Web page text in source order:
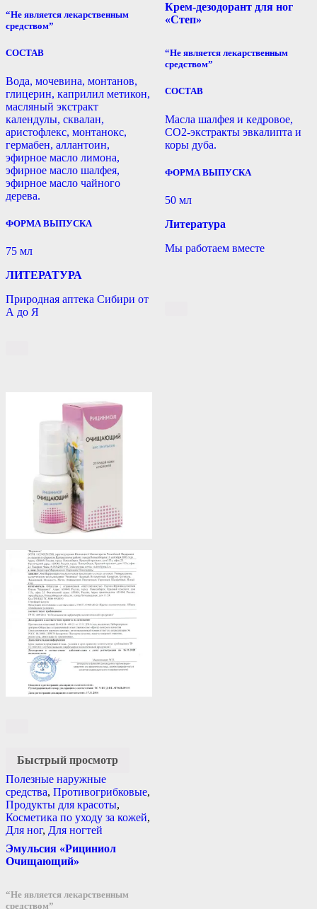
“Не является лекарственным
средством”
СОСТАВ
Вода, мочевина, монтанов,
глицерин, каприлил метикон,
масляный экстракт
календулы, сквалан,
аристофлекс, монтанокс,
гермабен, аллантоин,
эфирное масло лимона,
эфирное масло шалфея,
эфирное масло чайного
дерева.
ФОРМА ВЫПУСКА
75 мл
ЛИТЕРАТУРА
Природная аптека Сибири от
А до Я
Крем-дезодорант для ног
«Степ»
“Не является лекарственным
средством”
СОСТАВ
Масла шалфея и кедровое,
СО2-экстракты эвкалипта и
коры дуба.
ФОРМА ВЫПУСКА
50 мл
Литература
Мы работаем вместе
Быстрый просмотр
Полезные наружные
средства, Противогрибковые,
Продукты для красоты,
Косметика по уходу за кожей,
Для ног, Для ногтей
Эмульсия «Рициниол
Очищающий»
“Не является лекарственным
средством”